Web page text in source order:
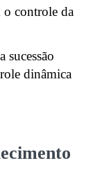
o controle da
sucessão
dinâmica